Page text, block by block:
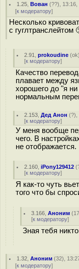
1.25 ,Вован (??), 13:16,
[к модератору]
Несколько
с гуглтранслейтом
2.91 ,prokoudine (ok
[к модератору]
Качество
плавает между
хорошего до "я
нормальным
2.153 ,Дед Анон (?),
[к модератору]
У меня вообще
чего. В
не отображается.
2.160 ,iPony129412 (
[к модератору]
Я как-то чуть
того что бы
3.166 ,Аноним (
[к модератору]
Зная тебя
1.32 ,Аноним (32),
[к модератору]